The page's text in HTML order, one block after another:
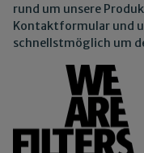
rund um unsere
Kontaktformular und
schnellstmöglich um